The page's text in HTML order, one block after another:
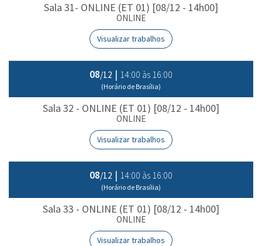
Sala 31- ONLINE (ET 01) [08/12 - 14h00]
ONLINE
Visualizar trabalhos
08/12 | 14:00 às 16:00
(Horário de Brasília)
Sala 32 - ONLINE (ET 01) [08/12 - 14h00]
ONLINE
Visualizar trabalhos
08/12 | 14:00 às 16:00
(Horário de Brasília)
Sala 33 - ONLINE (ET 01) [08/12 - 14h00]
ONLINE
Visualizar trabalhos